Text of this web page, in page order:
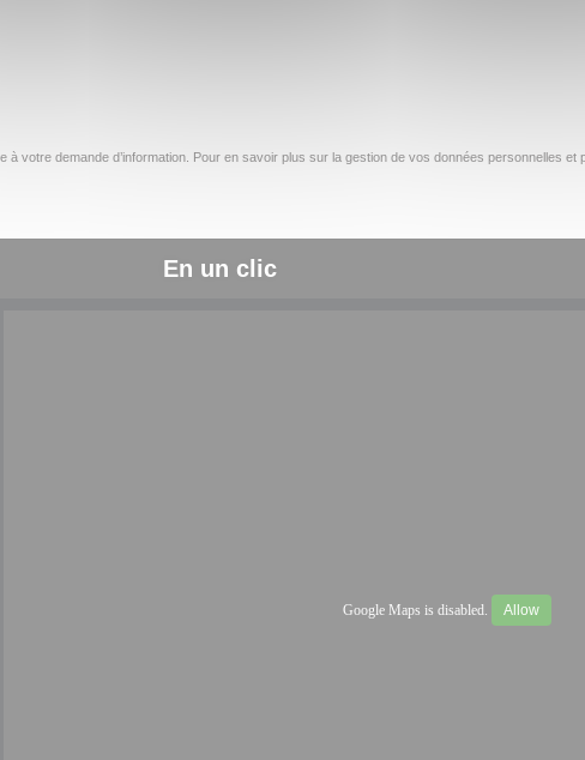
à votre demande d’information. Pour en savoir plus sur la gestion de vos données personnelles
En un clic
Google Maps is disabled. Allow